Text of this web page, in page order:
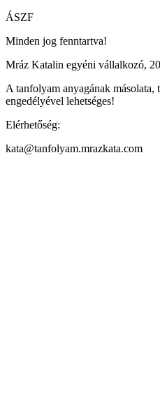
ÁSZF
Minden jog fenntartva!
Mráz Katalin egyéni vállalkozó,
A tanfolyam anyagának másolata,
engedélyével lehetséges!
Elérhetőség:
kata@tanfolyam.mrazkata.com